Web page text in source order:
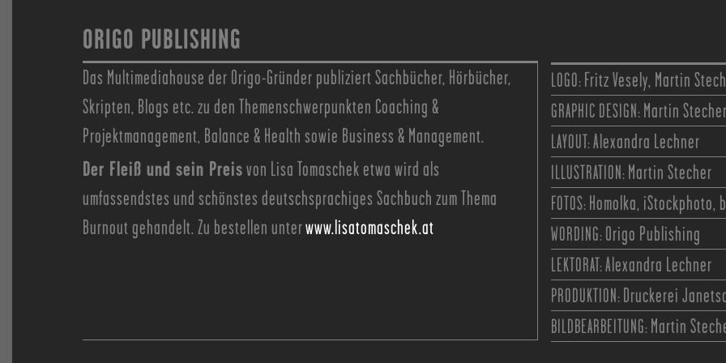
ORIGO PUBLISHING
Das Multimediahouse der Origo-Gründer publiziert Sachbücher, Hörbücher,
Skripten, Blogs etc. zu den Themenschwerpunkten Coaching &
Projektmanagement, Balance & Health sowie Business & Management.
Der Fleiß und sein Preisvon Lisa Tomaschek etwa wird als
umfassendstes und schönstes deutschsprachiges Sachbuch zum Thema
Burnout gehandelt. Zu bestellen unterwww.lisatomaschek.at
LOGO:Fritz Vesely, Martin
GRAPHIC DESIGN:Martin Stecher
LAYOUT:Alexandra Lechner
ILLUSTRATION:Martin Stecher
FOTOS:Homolka, iStockphoto,
WORDING:Origo Publishing
LEKTORAT:Alexandra Lechner
PRODUKTION:Druckerei
BILDBEARBEITUNG:Martin